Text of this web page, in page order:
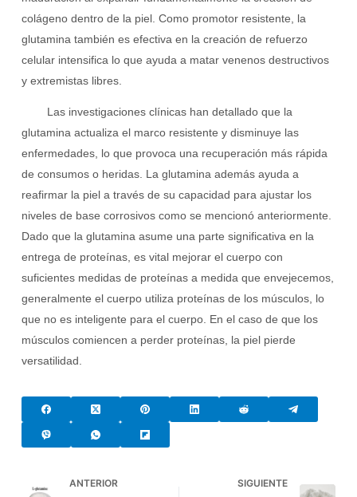
colágeno dentro de la piel. Como promotor resistente, la
glutamina también es efectiva en la creación de refuerzo
celular intensifica lo que ayuda a matar venenos destructivos
y extremistas libres.
Las investigaciones clínicas han detallado que la
glutamina actualiza el marco resistente y disminuye las
enfermedades, lo que provoca una recuperación más rápida
de consumos o heridas. La glutamina además ayuda a
reafirmar la piel a través de su capacidad para ajustar los
niveles de base corrosivos como se mencionó anteriormente.
Dado que la glutamina asume una parte significativa en la
entrega de proteínas, es vital mejorar el cuerpo con
suficientes medidas de proteínas a medida que envejecemos,
generalmente el cuerpo utiliza proteínas de los músculos, lo
que no es inteligente para el cuerpo. En el caso de que los
músculos comiencen a perder proteínas, la piel pierde
versatilidad.
ANTERIOR SIGUIENTE